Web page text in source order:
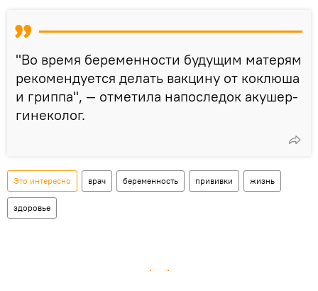
"Во время беременности будущим матерям
рекомендуется делать вакцину от коклюша
и гриппа", — отметила напоследок акушер-
гинеколог.
Это интересно врач беременность прививки жизнь
здоровье